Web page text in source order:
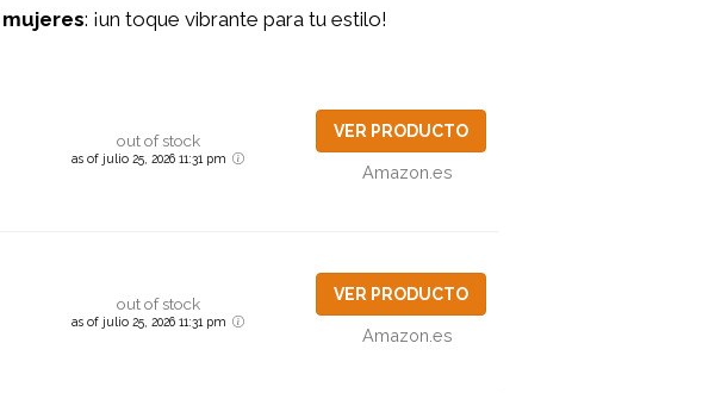
mujeres: ¡un toque vibrante para tu estilo!
out of stock
as of julio 25, 2026 11:31 pm
VER PRODUCTO
Amazon.es
out of stock
as of julio 25, 2026 11:31 pm
VER PRODUCTO
Amazon.es